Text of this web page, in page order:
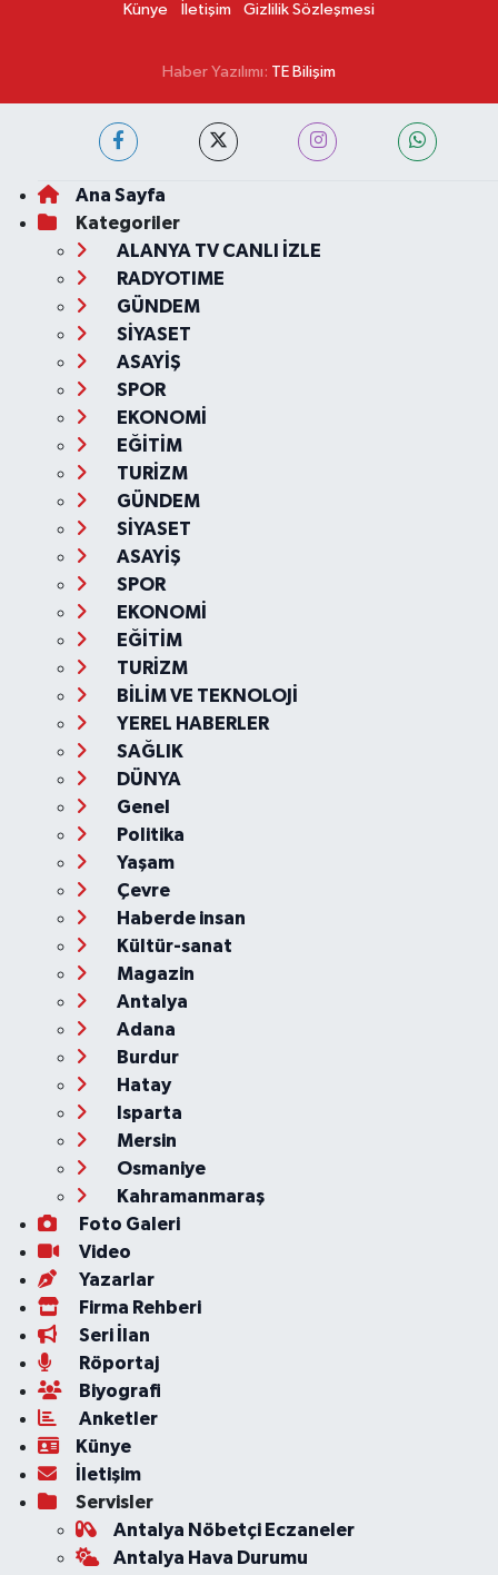
Künye İletişim Gizlilik Sözleşmesi
Haber Yazılımı: TE Bilişim
Ana Sayfa
Kategoriler
ALANYA TV CANLI İZLE
RADYOTIME
GÜNDEM
SİYASET
ASAYİŞ
SPOR
EKONOMİ
EĞİTİM
TURİZM
GÜNDEM
SİYASET
ASAYİŞ
SPOR
EKONOMİ
EĞİTİM
TURİZM
BİLİM VE TEKNOLOJİ
YEREL HABERLER
SAĞLIK
DÜNYA
Genel
Politika
Yaşam
Çevre
Haberde insan
Kültür-sanat
Magazin
Antalya
Adana
Burdur
Hatay
Isparta
Mersin
Osmaniye
Kahramanmaraş
Foto Galeri
Video
Yazarlar
Firma Rehberi
Seri İlan
Röportaj
Biyografi
Anketler
Künye
İletişim
Servisler
Antalya Nöbetçi Eczaneler
Antalya Hava Durumu